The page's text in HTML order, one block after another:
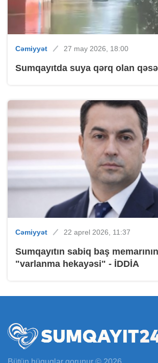
Cəmiyyət 27 may 2026, 18:00
Sumqayıtda suya qərq olan
Cəmiyyət 22 aprel 2026, 11:37
Sumqayıtın sabiq baş
"varlanma hekayəsi" - İDDİA